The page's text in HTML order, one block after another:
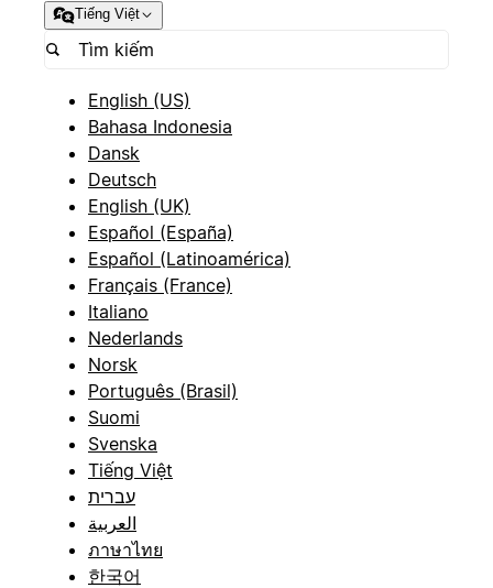
Tiếng Việt
English (US)
Bahasa Indonesia
Dansk
Deutsch
English (UK)
Español (España)
Español (Latinoamérica)
Français (France)
Italiano
Nederlands
Norsk
Português (Brasil)
Suomi
Svenska
Tiếng Việt
עברית
العربية
ภาษาไทย
한국어